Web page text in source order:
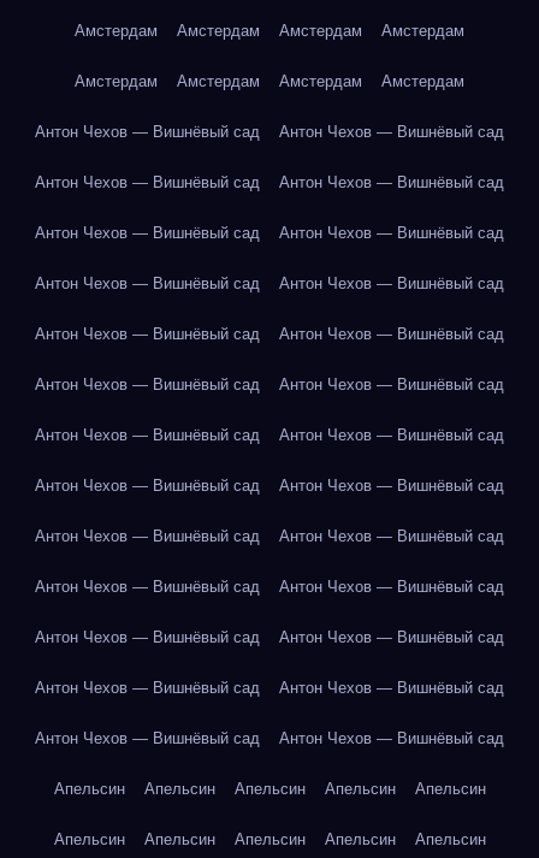
Амстердам Амстердам Амстердам Амстердам
Амстердам Амстердам Амстердам Амстердам
Антон Чехов — Вишнёвый сад Антон Чехов — Вишнёвый сад
Антон Чехов — Вишнёвый сад Антон Чехов — Вишнёвый сад
Антон Чехов — Вишнёвый сад Антон Чехов — Вишнёвый сад
Антон Чехов — Вишнёвый сад Антон Чехов — Вишнёвый сад
Антон Чехов — Вишнёвый сад Антон Чехов — Вишнёвый сад
Антон Чехов — Вишнёвый сад Антон Чехов — Вишнёвый сад
Антон Чехов — Вишнёвый сад Антон Чехов — Вишнёвый сад
Антон Чехов — Вишнёвый сад Антон Чехов — Вишнёвый сад
Антон Чехов — Вишнёвый сад Антон Чехов — Вишнёвый сад
Антон Чехов — Вишнёвый сад Антон Чехов — Вишнёвый сад
Антон Чехов — Вишнёвый сад Антон Чехов — Вишнёвый сад
Антон Чехов — Вишнёвый сад Антон Чехов — Вишнёвый сад
Антон Чехов — Вишнёвый сад Антон Чехов — Вишнёвый сад
Апельсин Апельсин Апельсин Апельсин Апельсин
Апельсин Апельсин Апельсин Апельсин Апельсин